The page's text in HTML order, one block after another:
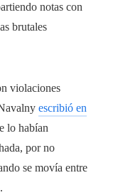
notas con
brutales
violaciones
escribió en
lo habían
por no
se movía entre